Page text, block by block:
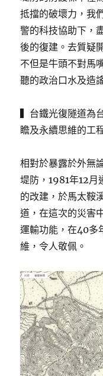
抵擋的破壞力，我
警的科技協助下，
後的復建。去質疑
不但是牛頭不對馬
聽的政治口水及造
▍台鐵光復隧道為
瞻及永續思維的工
相對於暴露於外無
堤防，1981年12月
的改建，於馬太鞍
道，在這次的災害
運輸功能，在40多
維，令人敬佩。